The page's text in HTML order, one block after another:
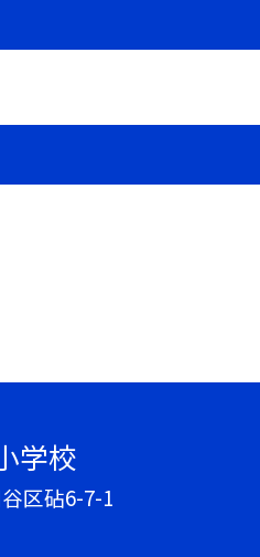
学校
区砧6-7-1